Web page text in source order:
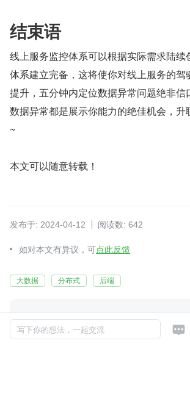
结束语
线上服务监控体系可以根据实际需求陆续
体系建立完备，这将使你对线上服务的驾
提升，五分钟内定位数据异常问题绝非信
数据异常都是展示你能力的绝佳机会，升
~
本文可以随意转载！
发布于: 2024-04-12 阅读数: 642
如对本文有异议，可点此反馈
大数据 分布式 后端
feng
写下你的想法，一起交流 